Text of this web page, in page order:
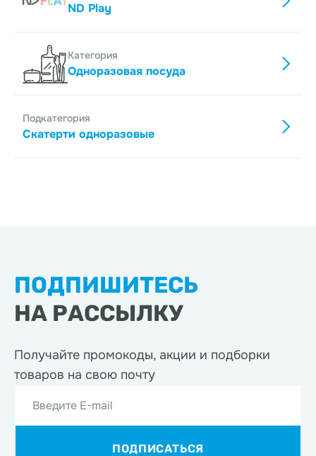
ND Play
Категория
Одноразовая посуда
Подкатегория
Скатерти одноразовые
ПОДПИШИТЕСЬ
НА РАССЫЛКУ
Получайте промокоды, акции и подборки
товаров на свою почту
Введите E-mail
ПОДПИСАТЬСЯ